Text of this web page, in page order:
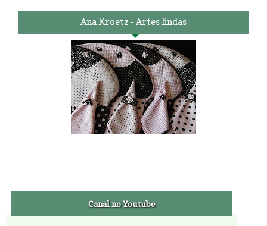
Ana Kroetz - Artes lindas
Canal no Youtube